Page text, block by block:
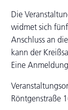
Die
widmet sich
Anschluss an
kann der
Eine
Röntgenstraße